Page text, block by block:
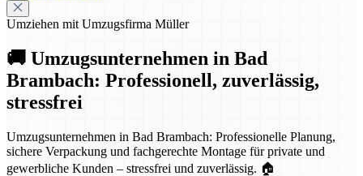
Umziehen mit Umzugsfirma Müller
🚚 Umzugsunternehmen in Bad
Brambach: Professionell, zuverlässig,
stressfrei
Umzugsunternehmen in Bad Brambach: Professionelle Planung,
sichere Verpackung und fachgerechte Montage für private und
gewerbliche Kunden – stressfrei und zuverlässig. 🏠